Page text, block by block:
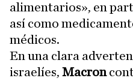
alimentarios», en
así como
médicos.
En una clara
israelíes, Macron